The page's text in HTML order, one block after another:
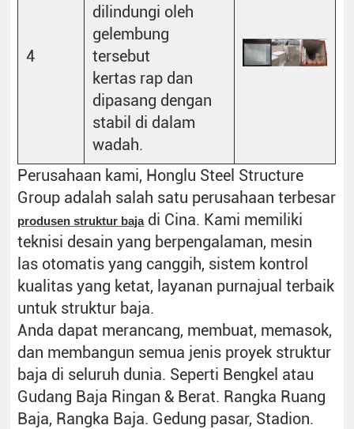
4
dilindungi oleh
gelembung
tersebut
kertas rap dan
dipasang dengan
stabil di dalam
wadah.
Perusahaan kami, Honglu Steel Structure
Group adalah salah satu perusahaan terbesar
produsen struktur bajadi Cina. Kami memiliki
teknisi desain yang berpengalaman, mesin
las otomatis yang canggih, sistem kontrol
kualitas yang ketat, layanan purnajual terbaik
untuk struktur baja.
Anda dapat merancang, membuat, memasok,
dan membangun semua jenis proyek struktur
baja di seluruh dunia. Seperti Bengkel atau
Gudang Baja Ringan & Berat. Rangka Ruang
Baja, Rangka Baja. Gedung pasar, Stadion.